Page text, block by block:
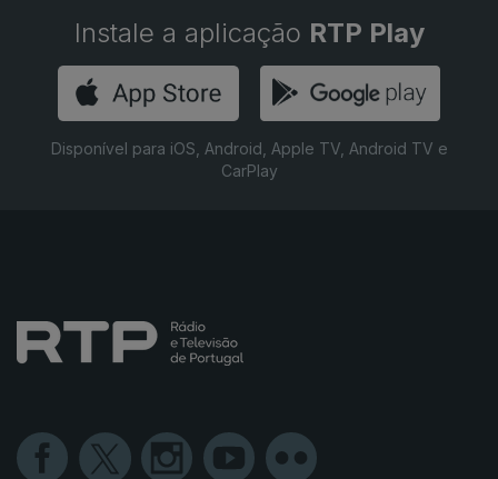
Instale a aplicação RTP Play
Disponível para iOS, Android, Apple TV, Android TV e
CarPlay